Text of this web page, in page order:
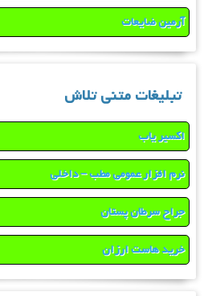
آرمین ضایعات
تبلیغات متنی تلاش
اکسیر یاب
نرم افزار عمومی مطب – داخلی
جراح سرطان پستان
خرید هاست ارزان